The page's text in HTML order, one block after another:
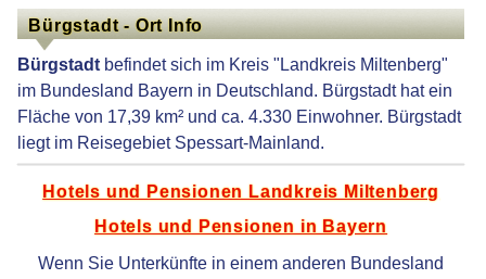
Bürgstadt - Ort Info
Bürgstadt befindet sich im Kreis "Landkreis Miltenberg"
im Bundesland Bayern in Deutschland. Bürgstadt hat ein
Fläche von 17,39 km² und ca. 4.330 Einwohner. Bürgstadt
liegt im Reisegebiet Spessart-Mainland.
Hotels und Pensionen Landkreis Miltenberg
Hotels und Pensionen in Bayern
Wenn Sie Unterkünfte in einem anderen Bundesland